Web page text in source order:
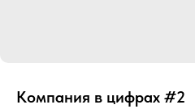
Компания в цифрах #2